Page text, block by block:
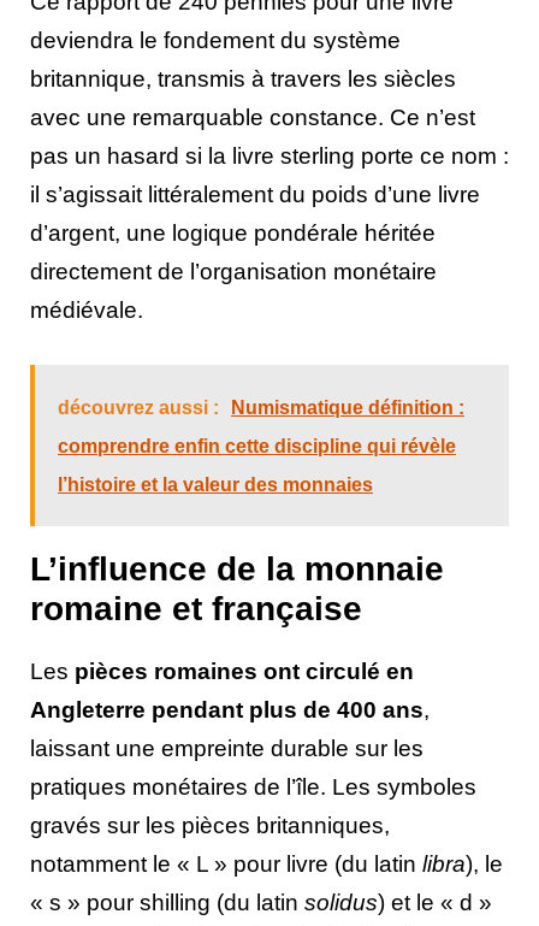
deviendra le fondement du système
britannique, transmis à travers les siècles
avec une remarquable constance. Ce n’est
pas un hasard si la livre sterling porte ce nom :
il s’agissait littéralement du poids d’une livre
d’argent, une logique pondérale héritée
directement de l’organisation monétaire
médiévale.
découvrez aussi :
Numismatique définition :
comprendre enfin cette discipline qui révèle
l’histoire et la valeur des monnaies
L’influence de la monnaie
romaine et française
Les pièces romaines ont circulé en
Angleterre pendant plus de 400 ans,
laissant une empreinte durable sur les
pratiques monétaires de l’île. Les symboles
gravés sur les pièces britanniques,
notamment le « L » pour livre (du latin libra), le
« s » pour shilling (du latin solidus) et le « d »